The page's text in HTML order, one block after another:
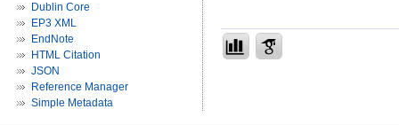
Dublin Core
EP3 XML
EndNote
HTML Citation
JSON
Reference Manager
Simple Metadata